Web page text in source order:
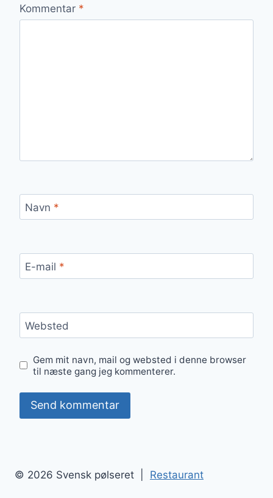
Kommentar *
Navn *
E-mail *
Websted
Gem mit navn, mail og websted i denne browser
til næste gang jeg kommenterer.
© 2026 Svensk pølseret | Restaurant